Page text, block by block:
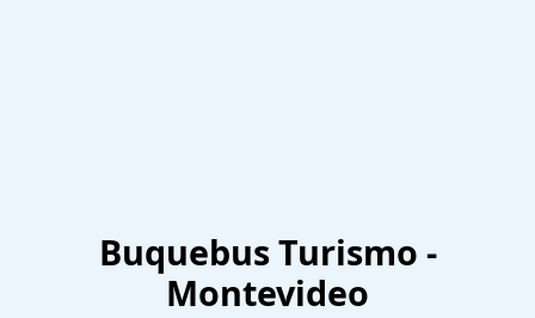
Buquebus Turismo -
Montevideo